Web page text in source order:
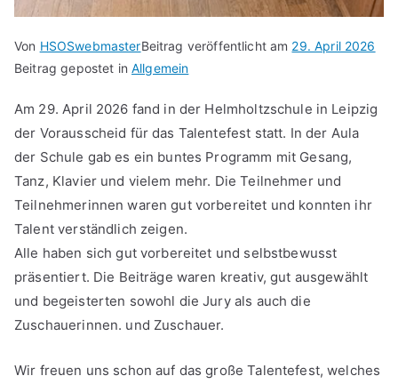
Von HSOSwebmasterBeitrag veröffentlicht am 29. April 2026
Beitrag gepostet inAllgemein
Am 29. April 2026 fand in der Helmholtzschule in Leipzig
der Vorausscheid für das Talentefest statt. In der Aula
der Schule gab es ein buntes Programm mit Gesang,
Tanz, Klavier und vielem mehr. Die Teilnehmer und
Teilnehmerinnen waren gut vorbereitet und konnten ihr
Talent verständlich zeigen.
Alle haben sich gut vorbereitet und selbstbewusst
präsentiert. Die Beiträge waren kreativ, gut ausgewählt
und begeisterten sowohl die Jury als auch die
Zuschauerinnen. und Zuschauer.
Wir freuen uns schon auf das große Talentefest, welches